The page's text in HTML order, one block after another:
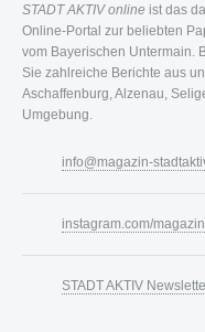
pollenfrei kann ein Haus
kann unter Umständen
Da sich Pollen besonders
unserer Nase
Nasendusche. Sie reinigt
gleichzeitig effizient
Geld in der Apotheke
empfehlen.
Welche
Allergien im
Eine Pollenallergie lässt
auf medikamentöse
STADT AKTIV online ist das
Online-Portal zur beliebten
vom Bayerischen Untermain.
Sie zahlreiche Berichte aus
Aschaffenburg, Alzenau,
Umgebung.
info@magazin-
instagram.com/
STADT AKTIV